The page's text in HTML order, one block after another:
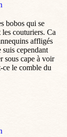
bobos qui se
les couturiers. Ca
affligés
suis cependant
sous cape à voir
le comble du